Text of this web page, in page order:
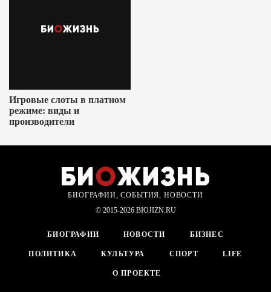
Игровые слоты в платном
режиме: виды и
производители
БИОГРАФИИ, СОБЫТИЯ, НОВОСТИ
© 2015-2026 BIOJIZN.RU
БИОГРАФИИ НОВОСТИ БИЗНЕС
ПОЛИТИКА КУЛЬТУРА СПОРТ LIFE
О ПРОЕКТЕ